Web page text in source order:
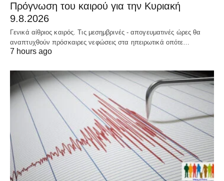
Πρόγνωση του καιρού για την Κυριακή
9.8.2026
Γενικά αίθριος καιρός. Τις μεσημβρινές - απογευματινές ώρες θα
αναπτυχθούν πρόσκαιρες νεφώσεις στα ηπειρωτικά οπότε…
7 hours ago